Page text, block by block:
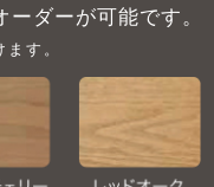
ダーが可能です。
す。